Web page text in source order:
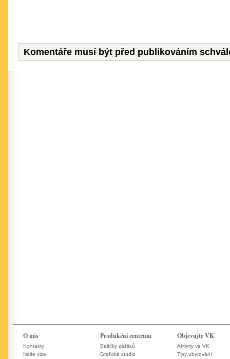
Komentáře musí být před publikováním
O nás
Kontakty
Naše vize
Produkční centrum
Balíčky zážitků
Grafické studio
Objevujte VK
Aktivity ve VK
Tipy ubytování